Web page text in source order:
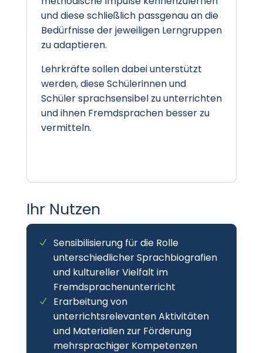
und diese schließlich passgenau an die
Bedürfnisse der jeweiligen Lerngruppen
zu adaptieren.
Lehrkräfte sollen dabei unterstützt
werden, diese Schülerinnen und
Schüler sprachsensibel zu unterrichten
und ihnen Fremdsprachen besser zu
vermitteln.
Ihr Nutzen
Sensibilisierung für die Rolle
unterschiedlicher Sprachbiografien
und kultureller Vielfalt im
Fremdsprachenunterricht
Erarbeitung von
unterrichtsrelevanten Aktivitäten
und Materialien zur Förderung
mehrsprachiger Kompetenzen